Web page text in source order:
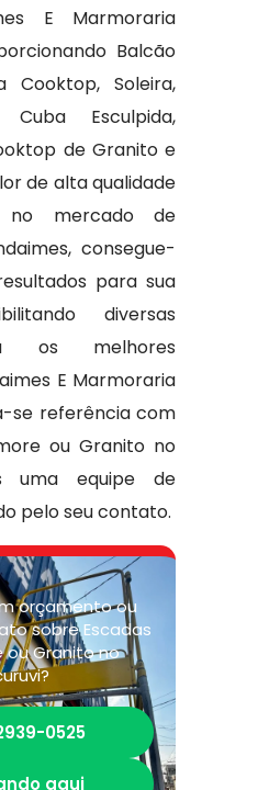
E Marmoraria
Balcão
Soleira,
Esculpida,
de Granito e
de alta qualidade
no mercado de
consegue-
para sua
diversas
os melhores
E Marmoraria
se referência com
ou Granito no
uma equipe de
pelo seu contato.
orçamento ou
sobre Escadas
ou Granito no
0525
aqui